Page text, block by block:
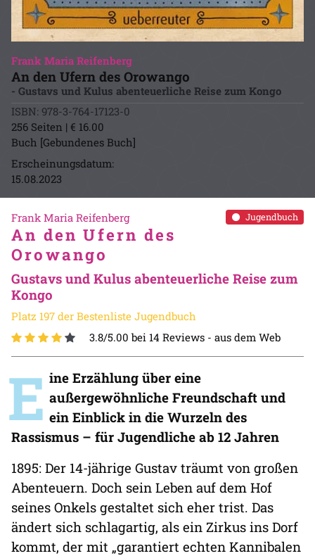
Frank Maria Reifenberg
An den Ufern des Orowango
- Gustavs und Kulus abenteuerliche Reise zum Kongo
ISBN: 978-3-764-17123-0
256 Seiten | € 16.00
Buch [Gebundenes Buch]
Erscheinungsdatum:
15.08.2023
Jugendbuch
Frank Maria Reifenberg
An den Ufern des
Orowango
Gustavs und Kulus abenteuerliche Reise zum
Kongo
Platz 197 der Bestenliste Jugendbuch
3.8/5.00 bei 14 Reviews - aus dem Web
E ine Erzählung über eine
außergewöhnliche Freundschaft und
ein Einblick in die Wurzeln des
Rassismus – für Jugendliche ab 12 Jahren
1895: Der 14-jährige Gustav träumt von großen
Abenteuern. Doch sein Leben auf dem Hof
seines Onkels gestaltet sich eher trist. Das
ändert sich schlagartig, als ein Zirkus ins Dorf
kommt, der mit „garantiert echten Kannibalen